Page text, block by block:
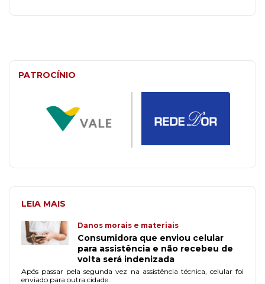
PATROCÍNIO
LEIA MAIS
Danos morais e materiais
Consumidora que enviou celular
para assistência e não recebeu de
volta será indenizada
Após passar pela segunda vez na assistência técnica, celular foi
enviado para outra cidade.